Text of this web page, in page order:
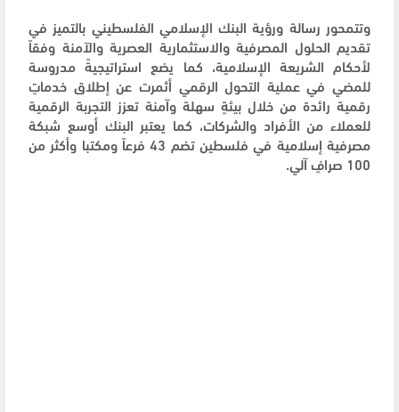
وتتمحور رسالة ورؤية البنك الإسلامي الفلسطيني بالتميز في
تقديم الحلول المصرفية والاستثمارية العصرية والآمنة وفقاً
لأحكام الشريعة الإسلامية، كما يضع استراتيجيةً مدروسة
للمضي في عملية التحول الرقمي أثمرت عن إطلاق خدماتٍ
رقمية رائدة من خلال بيئةٍ سهلة وآمنة تعزز التجربة الرقمية
للعملاء من الأفراد والشركات، كما يعتبر البنك أوسع شبكة
مصرفية إسلامية في فلسطين تضم 43 فرعاً ومكتبا وأكثر من
100 صرافٍ آلي.